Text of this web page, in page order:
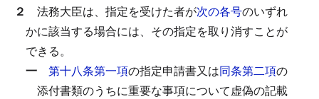
２ 法務大臣は、指定を受けた者が次の各号のいずれ
かに該当する場合には、その指定を取り消すことが
できる。
一 第十八条第一項の指定申請書又は同条第二項の
添付書類のうちに重要な事項について虚偽の記載